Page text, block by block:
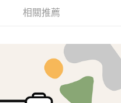
後續交易確認頁面所載為準。
遇審核未通過，訂單將自動取
」於每月結算日後寄送繳費提
條碼／台灣大直營門市／銀行轉
費。
」的支付方式。 讓您購物簡單
，將跳轉至「AFTEE先享後付」
可完成結帳。
費
相關推薦